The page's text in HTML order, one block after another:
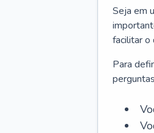
Seja em
facilitar o
Para